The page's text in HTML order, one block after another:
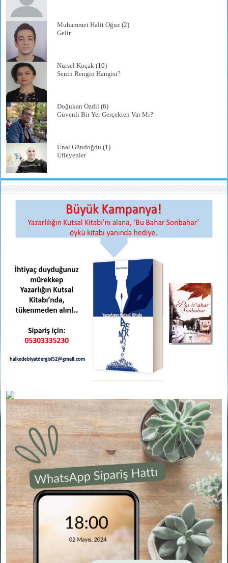
Muhammet Halit Oğuz (2)
Gelir
Nursel Koçak (10)
Senin Rengin Hangisi?
Doğukan Özdil (6)
Güvenli Bir Yer Gerçekten Var Mı?
Ünal Gündoğdu (1)
Üfleyenler